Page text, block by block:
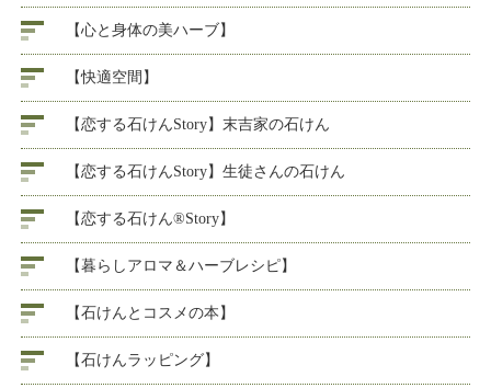
【心と身体の美ハーブ】
【快適空間】
【恋する石けんStory】末吉家の石けん
【恋する石けんStory】生徒さんの石けん
【恋する石けん®Story】
【暮らしアロマ＆ハーブレシピ】
【石けんとコスメの本】
【石けんラッピング】